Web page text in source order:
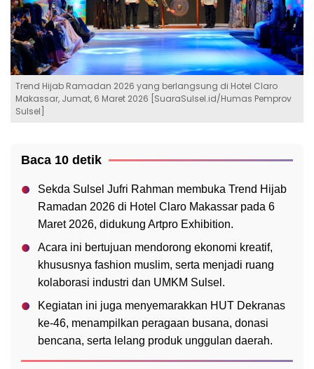
Trend Hijab Ramadan 2026 yang berlangsung di Hotel Claro
Makassar, Jumat, 6 Maret 2026 [SuaraSulsel.id/Humas Pemprov
Sulsel]
Baca 10 detik
Sekda Sulsel Jufri Rahman membuka Trend Hijab
Ramadan 2026 di Hotel Claro Makassar pada 6
Maret 2026, didukung Artpro Exhibition.
Acara ini bertujuan mendorong ekonomi kreatif,
khususnya fashion muslim, serta menjadi ruang
kolaborasi industri dan UMKM Sulsel.
Kegiatan ini juga menyemarakkan HUT Dekranas
ke-46, menampilkan peragaan busana, donasi
bencana, serta lelang produk unggulan daerah.